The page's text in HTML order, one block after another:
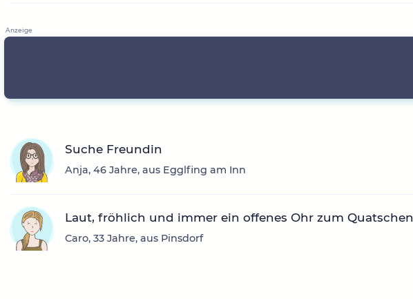
Suche Freundin
Anja, 46 Jahre, aus Egglfing am Inn
Laut, fröhlich und immer ein offenes Ohr zum Quatschen
Caro, 33 Jahre, aus Pinsdorf